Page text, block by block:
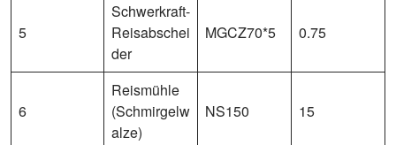
5
Schwerkraft-
Reisabschei
der
MGCZ70*5 0.75
6
Reismühle
(Schmirgelw
alze)
NS150 15